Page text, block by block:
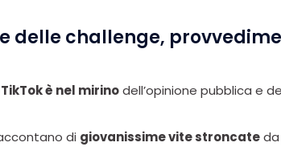
delle challenge,
è nel mirinodell’opinione pubblica e
di giovanissime vite stroncate